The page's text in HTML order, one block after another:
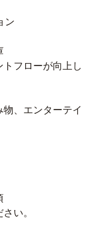
ン
フローが向上し
、エンターテイ
い。